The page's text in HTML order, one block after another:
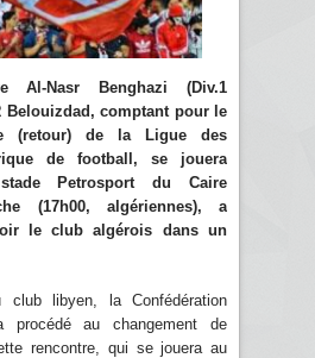
Al-Nasr Benghazi (Div.1
Belouizdad, comptant pour le
(retour) de la Ligue des
de football, se jouera
Petrosport du Caire
(17h00, algériennes), a
le club algérois dans un
club libyen, la Confédération
procédé au changement de
rencontre, qui se jouera au